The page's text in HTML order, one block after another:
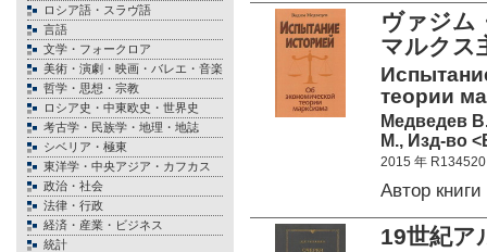
ロシア語・スラヴ語
言語
文学・フォークロア
美術・演劇・映画・バレエ・音楽
哲学・思想・宗教
ロシア史・中東欧史・世界史
考古学・民族学・地理・地誌
シベリア・極東
東洋学・中央アジア・カフカス
政治・社会
法律・行政
経済・産業・ビジネス
統計
ヴァジ
マルクス
теории
Медведев
М., Изд-во
2015 年 R134520
Автор
19世紀ア